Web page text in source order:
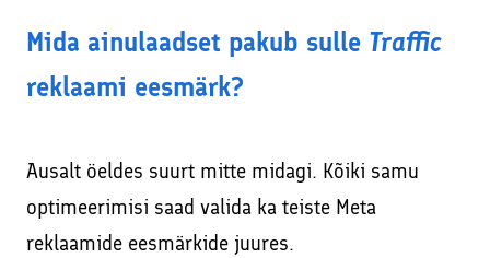
Mida ainulaadset pakub sulle Traffic
reklaami eesmärk?
Ausalt öeldes suurt mitte midagi. Kõiki samu
optimeerimisi saad valida ka teiste Meta
reklaamide eesmärkide juures.